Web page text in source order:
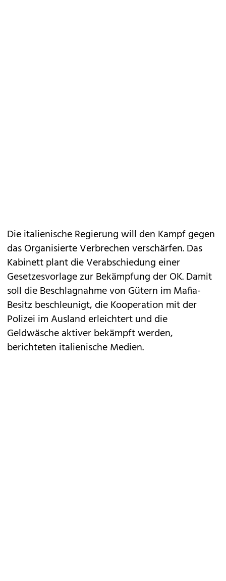
Die italienische Regierung will den Kampf gegen
das Organisierte Verbrechen verschärfen. Das
Kabinett plant die Verabschiedung einer
Gesetzesvorlage zur Bekämpfung der OK. Damit
soll die Beschlagnahme von Gütern im Mafia-
Besitz beschleunigt, die Kooperation mit der
Polizei im Ausland erleichtert und die
Geldwäsche aktiver bekämpft werden,
berichteten italienische Medien.